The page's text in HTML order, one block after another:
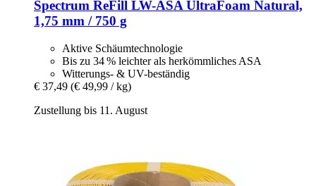
Spectrum ReFill LW-​ASA UltraFoam Natural,
1,75 mm / 750 g
Aktive Schäumtechnologie
Bis zu 34 % leichter als herkömmliches ASA
Witterungs- & UV-beständig
€ 37,49 (€ 49,99 / kg)
Zustellung bis 11. August